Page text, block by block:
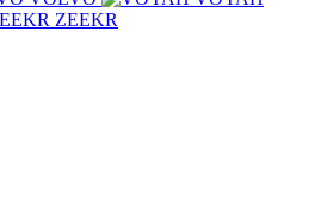
ZEEKR